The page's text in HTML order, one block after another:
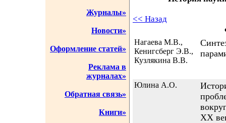
Журналы»
Новости»
Оформление статей»
Реклама в
журналах»
Обратная связь»
Книги»
<< Назад
Нагаева М.В.,
Кенигсберг Э.В.,
Кузлякина В.В.
Юлина А.О.
XX